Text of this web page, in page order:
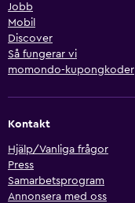
Jobb
Mobil
Discover
Så fungerar vi
momondo-kupongkoder
Kontakt
Hjälp/Vanliga frågor
Press
Samarbetsprogram
Annonsera med oss